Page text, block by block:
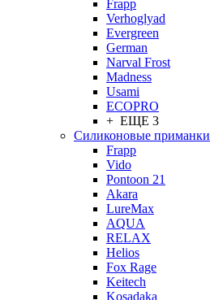
Frapp
Verhoglyad
Evergreen
German
Narval Frost
Madness
Usami
ECOPRO
+ ЕЩЕ 3
Силиконовые приманки
Frapp
Vido
Pontoon 21
Akara
LureMax
AQUA
RELAX
Helios
Fox Rage
Keitech
Kosadaka